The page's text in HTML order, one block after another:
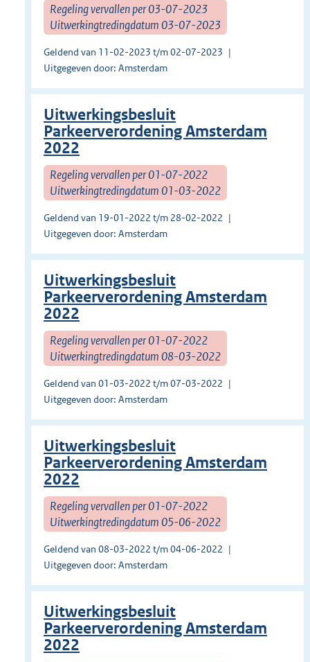
Regeling vervallen per 03-07-2023
Uitwerkingtredingdatum 03-07-2023
Geldend van 11-02-2023 t/m 02-07-2023
Uitgegeven door: Amsterdam
Uitwerkingsbesluit
Parkeerverordening Amsterdam
2022
Regeling vervallen per 01-07-2022
Uitwerkingtredingdatum 01-03-2022
Geldend van 19-01-2022 t/m 28-02-2022
Uitgegeven door: Amsterdam
Uitwerkingsbesluit
Parkeerverordening Amsterdam
2022
Regeling vervallen per 01-07-2022
Uitwerkingtredingdatum 08-03-2022
Geldend van 01-03-2022 t/m 07-03-2022
Uitgegeven door: Amsterdam
Uitwerkingsbesluit
Parkeerverordening Amsterdam
2022
Regeling vervallen per 01-07-2022
Uitwerkingtredingdatum 05-06-2022
Geldend van 08-03-2022 t/m 04-06-2022
Uitgegeven door: Amsterdam
Uitwerkingsbesluit
Parkeerverordening Amsterdam
2022